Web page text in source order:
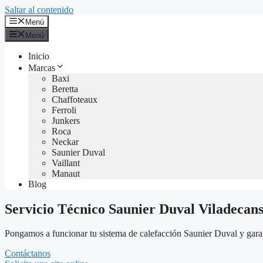
Saltar al contenido
Menú
Menú
Inicio
Marcas
Baxi
Beretta
Chaffoteaux
Ferroli
Junkers
Roca
Neckar
Saunier Duval
Vaillant
Manaut
Blog
Servicio Técnico Saunier Duval Viladecans
Pongamos a funcionar tu sistema de calefacción Saunier Duval y
Contáctanos